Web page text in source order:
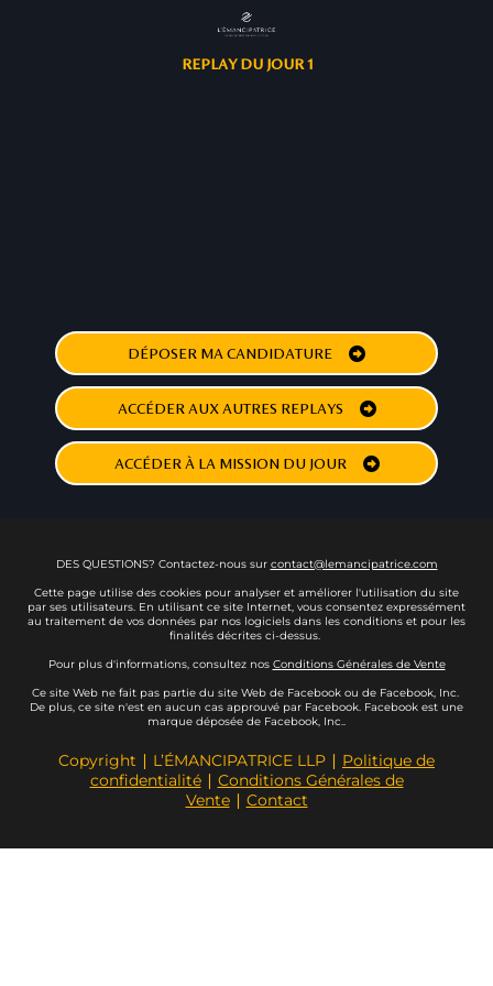
REPLAY DU JOUR 1
DÉPOSER MA CANDIDATURE
ACCÉDER AUX AUTRES REPLAYS
ACCÉDER À LA MISSION DU JOUR
DES QUESTIONS? Contactez-nous sur contact@lemancipatrice.com
Cette page utilise des cookies pour analyser et améliorer l'utilisation du site
par ses utilisateurs. En utilisant ce site Internet, vous consentez expressément
au traitement de vos données par nos logiciels dans les conditions et pour les
finalités décrites ci-dessus.
Pour plus d'informations, consultez nos Conditions Générales de Vente
Ce site Web ne fait pas partie du site Web de Facebook ou de Facebook, Inc.
De plus, ce site n'est en aucun cas approuvé par Facebook. Facebook est une
marque déposée de Facebook, Inc..
Copyright ∣ L’ÉMANCIPATRICE LLP ∣ Politique de
confidentialité∣ Conditions Générales de
Vente∣ Contact